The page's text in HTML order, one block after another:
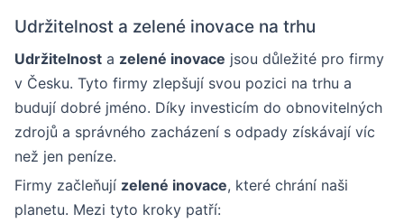
Udržitelnost a zelené inovace na trhu
Udržitelnost a zelené inovace jsou důležité pro firmy
v Česku. Tyto firmy zlepšují svou pozici na trhu a
budují dobré jméno. Díky investicím do obnovitelných
zdrojů a správného zacházení s odpady získávají víc
než jen peníze.
Firmy začleňují zelené inovace, které chrání naši
planetu. Mezi tyto kroky patří: